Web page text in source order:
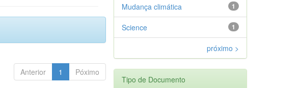
Anterior 1 Póximo
1
Mudança climática
1
Science
próximo >
Tipo de Documento